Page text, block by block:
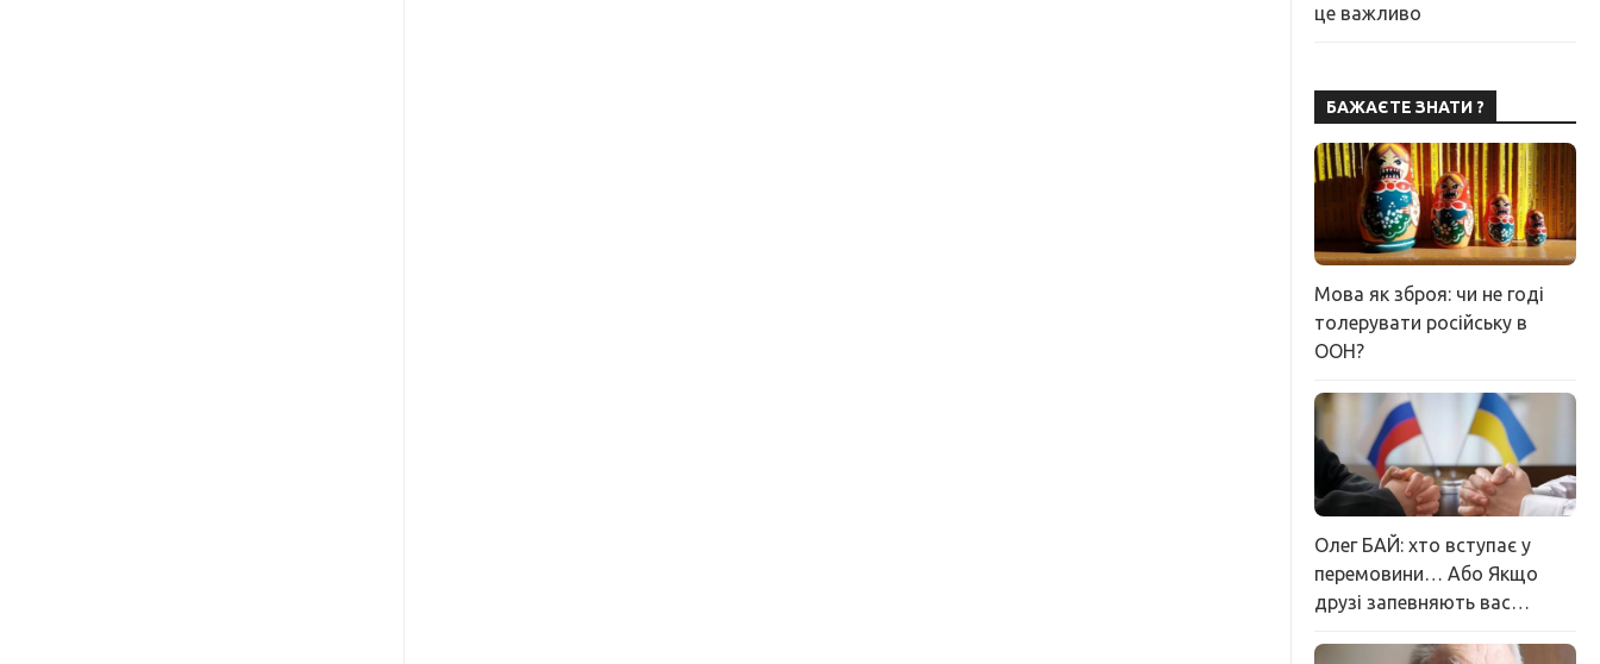
це важливо
БАЖАЄТЕ ЗНАТИ ?
Мова як зброя: чи не годі
толерувати російську в
ООН?
Олег БАЙ: хто вступає у
перемовини… Або Якщо
друзі запевняють вас…